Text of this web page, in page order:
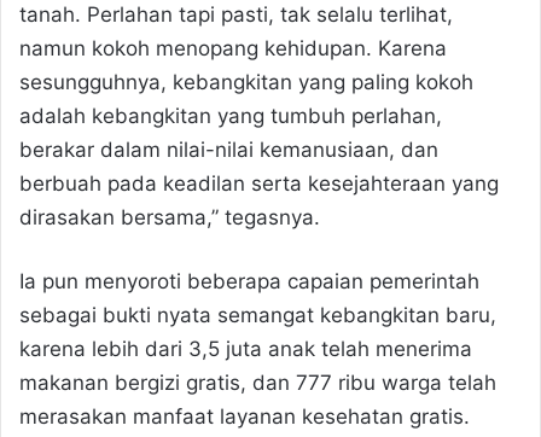
tanah. Perlahan tapi pasti, tak selalu terlihat,
namun kokoh menopang kehidupan. Karena
sesungguhnya, kebangkitan yang paling kokoh
adalah kebangkitan yang tumbuh perlahan,
berakar dalam nilai-nilai kemanusiaan, dan
berbuah pada keadilan serta kesejahteraan yang
dirasakan bersama,” tegasnya.
Ia pun menyoroti beberapa capaian pemerintah
sebagai bukti nyata semangat kebangkitan baru,
karena lebih dari 3,5 juta anak telah menerima
makanan bergizi gratis, dan 777 ribu warga telah
merasakan manfaat layanan kesehatan gratis.